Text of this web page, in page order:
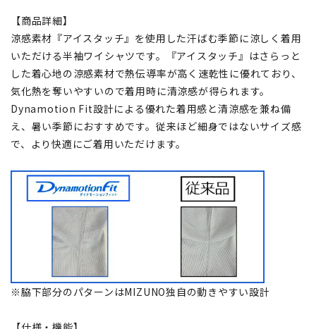
【商品詳細】
涼感素材『アイスタッチ』を使用した汗ばむ季節に涼しく着用
いただける半袖ワイシャツです。『アイスタッチ』はさらっと
した着心地の涼感素材で熱伝導率が高く速乾性に優れており、
気化熱を奪いやすいので着用時に清涼感が得られます。
Dynamotion Fit設計による優れた着用感と清涼感を兼ね備
え、暑い季節におすすめです。従来ほど細身ではないサイズ感
で、より快適にご着用いただけます。
※脇下部分のパターンはMIZUNO独自の動きやすい設計